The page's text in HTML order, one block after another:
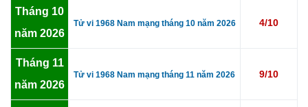
Tháng 10
năm 2026
Tử vi 1968 Nam mạng tháng 10 năm 2026 4/10
Tháng 11
năm 2026
Tử vi 1968 Nam mạng tháng 11 năm 2026 9/10